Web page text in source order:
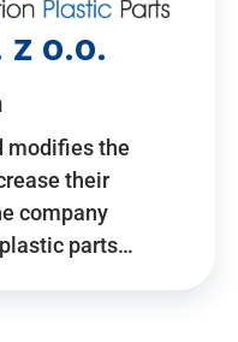
z o.o.
modifies the
their
company
parts…